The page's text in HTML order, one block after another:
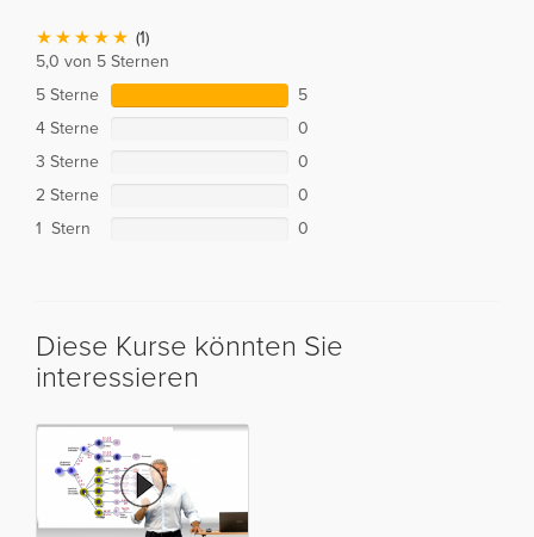
(1)
5,0 von 5 Sternen
5 Sterne
5
4 Sterne
0
3 Sterne
0
2 Sterne
0
1 Stern
0
Diese Kurse könnten Sie
interessieren